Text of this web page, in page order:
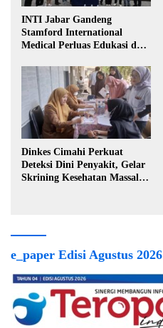
INTI Jabar Gandeng
Stamford International
Medical Perluas Edukasi dan
Dinkes Cimahi Perkuat
Deteksi Dini Penyakit, Gelar
Skrining Kesehatan Massal di
e_paper Edisi Agustus 2026